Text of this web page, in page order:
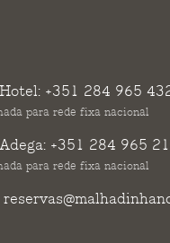
Hotel: +351 284 965
para rede fixa nacional
Adega: +351 284 965
para rede fixa nacional